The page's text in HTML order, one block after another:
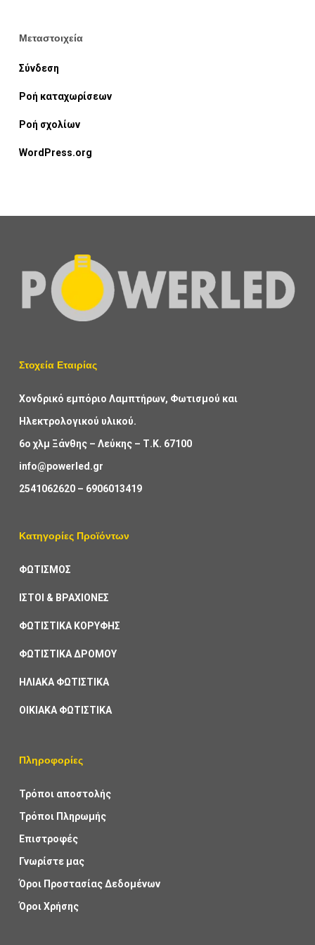
Μεταστοιχεία
Σύνδεση
Ροή καταχωρίσεων
Ροή σχολίων
WordPress.org
Στοχεία Εταιρίας
Χονδρικό εμπόριο Λαμπτήρων, Φωτισμού και
Ηλεκτρολογικού υλικού.
6ο χλμ Ξάνθης – Λεύκης – Τ.Κ. 67100
info@powerled.gr
2541062620– 6906013419
Κατηγορίες Προϊόντων
ΦΩΤΙΣΜΟΣ
ΙΣΤΟΙ & ΒΡΑΧΙΟΝΕΣ
ΦΩΤΙΣΤΙΚΑ ΚΟΡΥΦΗΣ
ΦΩΤΙΣΤΙΚΑ ΔΡΟΜΟΥ
ΗΛΙΑΚΑ ΦΩΤΙΣΤΙΚΑ
ΟΙΚΙΑΚΑ ΦΩΤΙΣΤΙΚΑ
Πληροφορίες
Τρόποι αποστολής
Τρόποι Πληρωμής
Επιστροφές
Γνωρίστε μας
Όροι Προστασίας Δεδομένων
Όροι Χρήσης